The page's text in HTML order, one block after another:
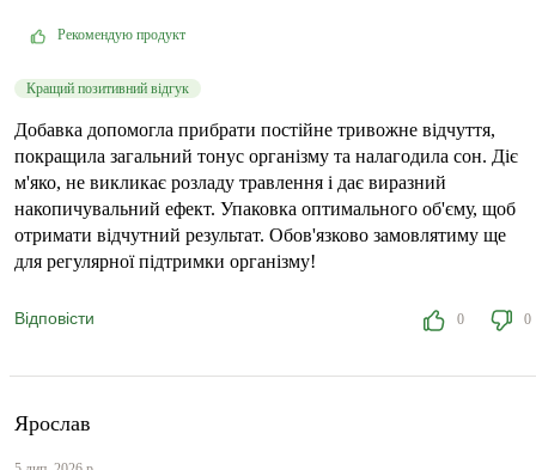
Рекомендую продукт
Кращий позитивний відгук
Добавка допомогла прибрати постійне тривожне відчуття,
покращила загальний тонус організму та налагодила сон. Діє
м'яко, не викликає розладу травлення і дає виразний
накопичувальний ефект. Упаковка оптимального об'єму, щоб
отримати відчутний результат. Обов'язково замовлятиму ще
для регулярної підтримки організму!
Відповісти 0 0
Ярослав